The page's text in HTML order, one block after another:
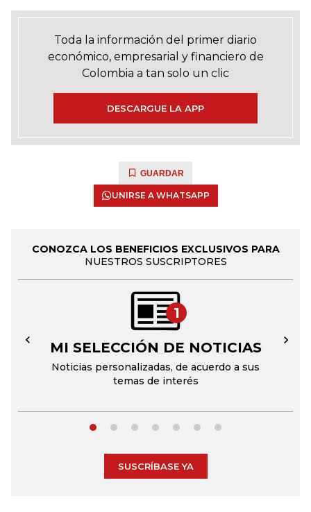
Toda la información del primer diario
económico, empresarial y financiero de
Colombia a tan solo un clic
DESCARGUE LA APP
GUARDAR
UNIRSE A WHATSAPP
CONOZCA LOS BENEFICIOS EXCLUSIVOS PARA
NUESTROS SUSCRIPTORES
1
MI SELECCIÓN DE NOTICIAS
Noticias personalizadas, de acuerdo a sus
temas de interés
← →
SUSCRÍBASE YA